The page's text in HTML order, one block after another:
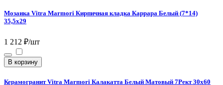
Мозаика Vitra Marmori Кирпичная кладка Каррара Белый (7*14)
35,5х29
1 212 ₽/шт
В корзину
Керамогранит Vitra Marmori Калакатта Белый Матовый 7Рект 30х60